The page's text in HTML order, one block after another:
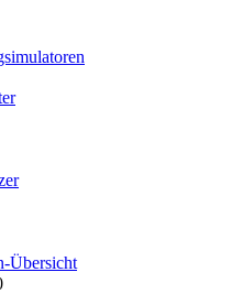
Übersicht